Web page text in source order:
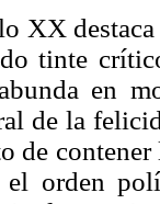
XX destaca
tinte
en
de la
de
el orden